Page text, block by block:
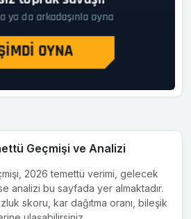
Geçmişi ve Analizi
2026 temettü verimi, gelecek
analizi bu sayfada yer almaktadır.
skoru, kar dağıtma oranı, bileşik